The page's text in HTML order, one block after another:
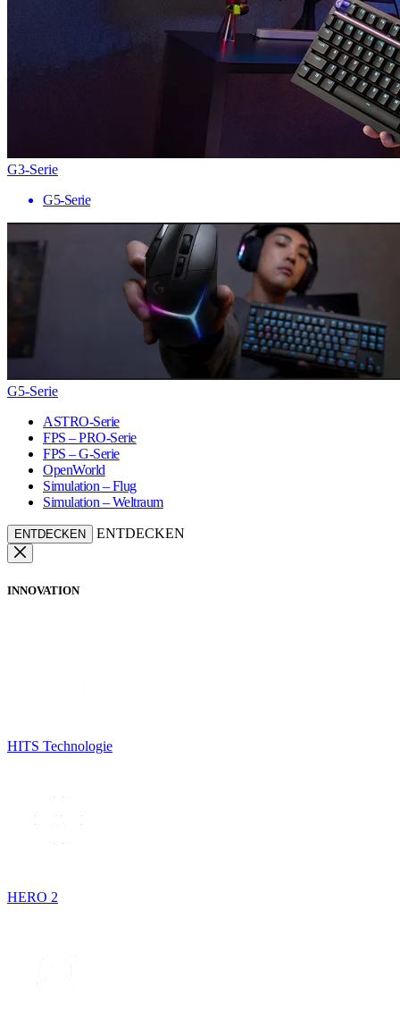
G3-Serie
G5-Serie
G5-Serie
ASTRO-Serie
FPS – PRO-Serie
FPS – G-Serie
OpenWorld
Simulation – Flug
Simulation – Weltraum
ENTDECKEN ENTDECKEN
INNOVATION
HITS Technologie
HERO 2